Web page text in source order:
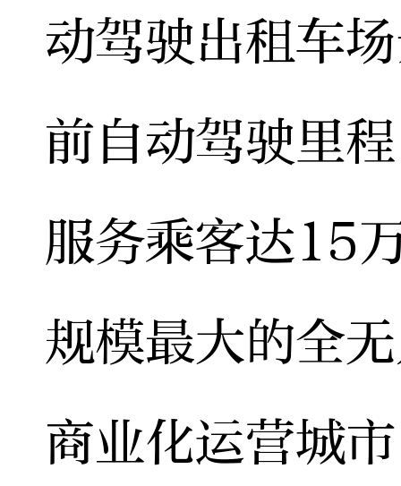
动驾驶出租车
前自动驾驶里
服务乘客达15
规模最大的全
商业化运营城